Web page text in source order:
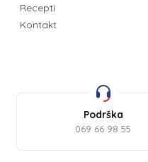
Recepti
Kontakt
Podrška
069 66 98 55